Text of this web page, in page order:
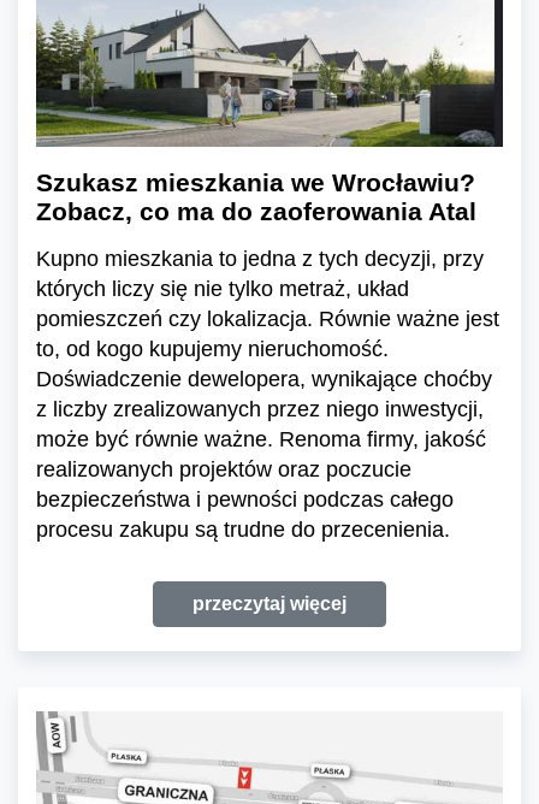
Szukasz mieszkania we Wrocławiu?
Zobacz, co ma do zaoferowania Atal
Kupno mieszkania to jedna z tych decyzji, przy
których liczy się nie tylko metraż, układ
pomieszczeń czy lokalizacja. Równie ważne jest
to, od kogo kupujemy nieruchomość.
Doświadczenie dewelopera, wynikające choćby
z liczby zrealizowanych przez niego inwestycji,
może być równie ważne. Renoma firmy, jakość
realizowanych projektów oraz poczucie
bezpieczeństwa i pewności podczas całego
procesu zakupu są trudne do przecenienia.
przeczytaj więcej